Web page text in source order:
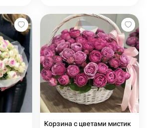
Корзина с цветами мистик